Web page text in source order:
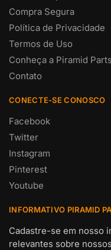
Compra Segura
Política de Privacidade
Termos de Uso
Conheça a Piramid Parts
Contato
CONECTE-SE CONOSCO
Facebook
Twitter
Instagram
Pinterest
Youtube
INFORMATIVO PIRAMID
Cadastre-se em nosso
relevantes sobre